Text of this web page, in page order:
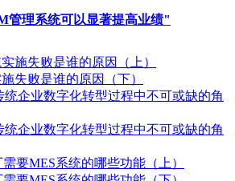
管理系统可以显著提高业绩"
失败是谁的原因（下）
统企业数字化转型过程中不可或缺的角
统企业数字化转型过程中不可或缺的角
要MES系统的哪些功能（上）